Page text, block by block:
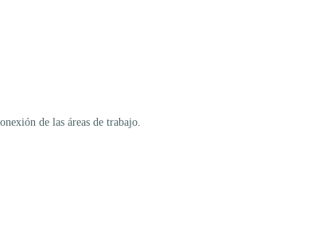
de las áreas de trabajo.